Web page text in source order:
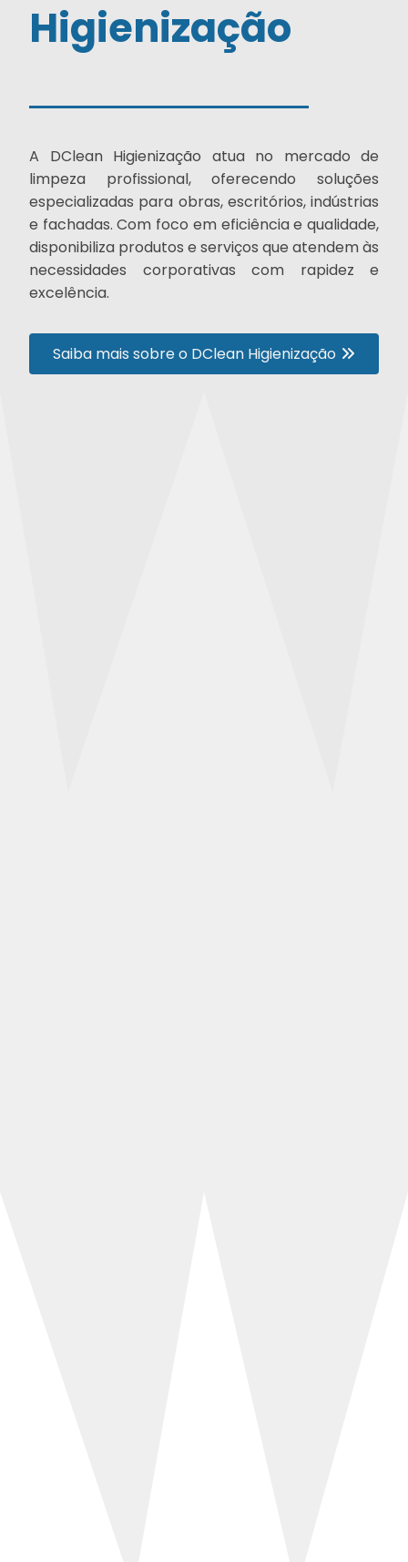
Higienização
A DClean Higienização atua no mercado de
limpeza profissional, oferecendo soluções
especializadas para obras, escritórios, indústrias
e fachadas. Com foco em eficiência e qualidade,
disponibiliza produtos e serviços que atendem às
necessidades corporativas com rapidez e
excelência.
Saiba mais sobre o DClean Higienização